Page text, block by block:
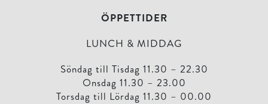
ÖPPETTIDER
LUNCH & MIDDAG
Söndag till Tisdag 11.30 – 22.30
Onsdag 11.30 – 23.00
Torsdag till Lördag 11.30 – 00.00